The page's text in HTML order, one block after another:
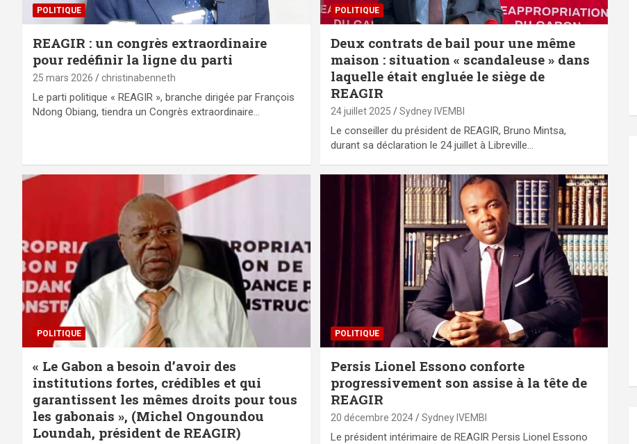
POLITIQUE
REAGIR : un congrès extraordinaire
pour redéfinir la ligne du parti
25 mars 2026 christinabenneth
Le parti politique « REAGIR », branche dirigée par François
Ndong Obiang, tiendra un Congrès extraordinaire…
POLITIQUE
Deux contrats de bail pour une même
maison : situation « scandaleuse » dans
laquelle était engluée le siège de
REAGIR
24 juillet 2025 Sydney IVEMBI
Le conseiller du président de REAGIR, Bruno Mintsa,
durant sa déclaration le 24 juillet à Libreville…
POLITIQUE
« Le Gabon a besoin d’avoir des
institutions fortes, crédibles et qui
garantissent les mêmes droits pour tous
les gabonais », (Michel Ongoundou
Loundah, président de REAGIR)
POLITIQUE
Persis Lionel Essono conforte
progressivement son assise à la tête de
REAGIR
20 décembre 2024 Sydney IVEMBI
Le président intérimaire de REAGIR Persis Lionel Essono